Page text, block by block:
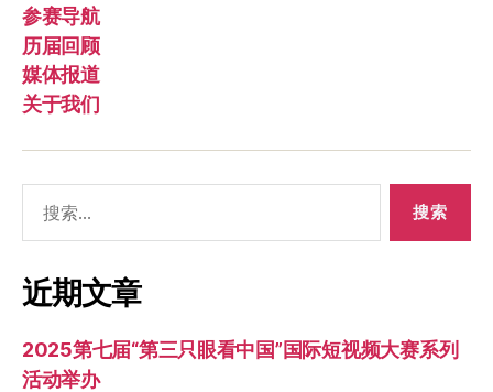
参赛导航
历届回顾
媒体报道
关于我们
索：
近期文章
2025第七届“第三只眼看中国”国际短视频大赛系列
活动举办